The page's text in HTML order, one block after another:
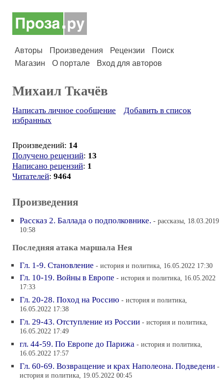
Авторы Произведения Рецензии
Поиск
Магазин
О портале Вход для авторов
Михаил Ткачёв
Написать личное сообщение
Добавить в список
избранных
Произведений: 14
Получено рецензий: 13
Написано рецензий: 1
Читателей: 9464
Произведения
Рассказ 2. Баллада о подполковнике. - рассказы, 18.03.2019
10:58
Последняя атака маршала Нея
Гл. 1-9. Становление - история и политика, 16.05.2022 17:30
Гл. 10-19. Войны в Европе - история и политика, 16.05.2022
17:33
Гл. 20-28. Поход на Россию - история и политика,
16.05.2022 17:38
Гл. 29-43. Отступление из России - история и политика,
16.05.2022 17:49
гл. 44-59. По Европе до Парижа - история и политика,
16.05.2022 17:57
Гл. 60-69. Возвращение и крах Наполеона. Подведени -
история и политика, 19.05.2022 00:45